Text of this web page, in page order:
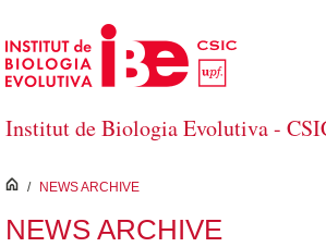
Skip to Main Content
Institut de Biologia Evolutiva -
inici
/ NEWS ARCHIVE
NEWS ARCHIVE